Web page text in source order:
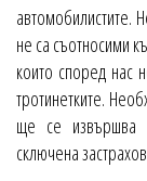
автомобилистите.
не са съотносими
които според нас
тротинетките.
ще се извършва
сключена